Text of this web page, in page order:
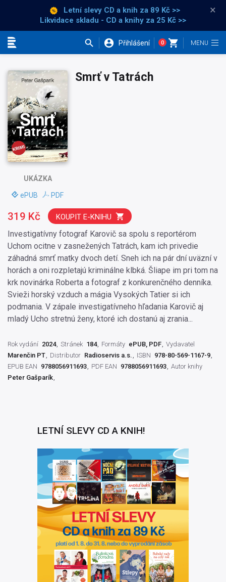
Letní slevy CD a knih za 89 Kč >>
Likvidace skladu - CD a knihy za 25 Kč >>
×
Přihlášení 0
UKÁZKA
ePUB PDF
Smrť v Tatrách
Investigatívny fotograf Karovič sa spolu s reportérom
Uchom ocitne v zasnežených Tatrách, kam ich privedie
záhadná smrť matky dvoch detí. Sneh ich na pár dní uväzní v
horách a oni rozpletajú kriminálne klbká. Šliape im pri tom na
krk novinárka Roberta a fotograf z konkurenčného denníka.
Svieži horský vzduch a mágia Vysokých Tatier si ich
podmania. V zápale investigatívneho hľadania Karovič aj
mladý Ucho stretnú ženy, ktoré ich dostanú aj zrania...
319 Kč KOUPIT E-KNIHU
Rok vydání 2024 Stránek 184 Formáty ePUB, PDF Vydavatel
Marenčin PT
Distributor Radioservis a.s. ISBN 978-80-569-1167-9
EPUB EAN 9788056911693 PDF EAN 9788056911693 Autor knihy
Peter Gašparík
LETNÍ SLEVY CD A KNIH!